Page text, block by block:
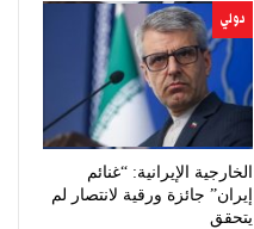
دولي
الخارجية الإيرانية: “غنائم
إيران” جائزة ورقية لانتصار لم
يتحقق